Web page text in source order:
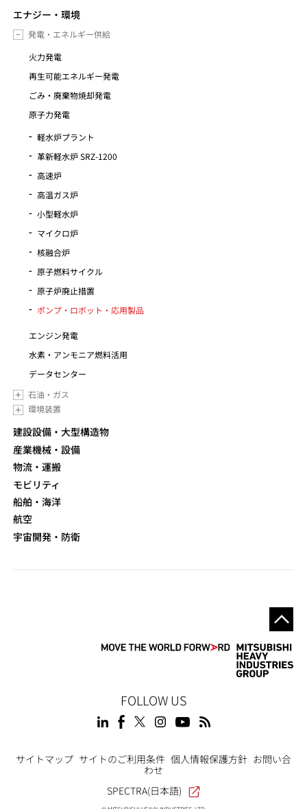
エナジー・環境
発電・エネルギー供給
火力発電
再生可能エネルギー発電
ごみ・廃棄物焼却発電
原子力発電
軽水炉プラント
革新軽水炉 SRZ-1200
高速炉
高温ガス炉
小型軽水炉
マイクロ炉
核融合炉
原子燃料サイクル
原子炉廃止措置
ポンプ・ロボット・応用製品
エンジン発電
水素・アンモニア燃料活用
データセンター
石油・ガス
環境装置
建設設備・大型構造物
産業機械・設備
物流・運搬
モビリティ
船舶・海洋
航空
宇宙開発・防衛
FOLLOW US
Footer
サイトマップ サイトのご利用条件 個人情報保護方針 お問い合
わせ
SPECTRA(日本語)